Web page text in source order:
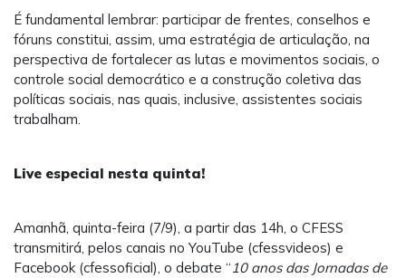
É fundamental lembrar: participar de frentes, conselhos e
fóruns constitui, assim, uma estratégia de articulação, na
perspectiva de fortalecer as lutas e movimentos sociais, o
controle social democrático e a construção coletiva das
políticas sociais, nas quais, inclusive, assistentes sociais
trabalham.
Live especial nesta quinta!
Amanhã, quinta-feira (7/9), a partir das 14h, o CFESS
transmitirá, pelos canais no YouTube (cfessvideos) e
Facebook (cfessoficial), o debate “10 anos das Jornadas de